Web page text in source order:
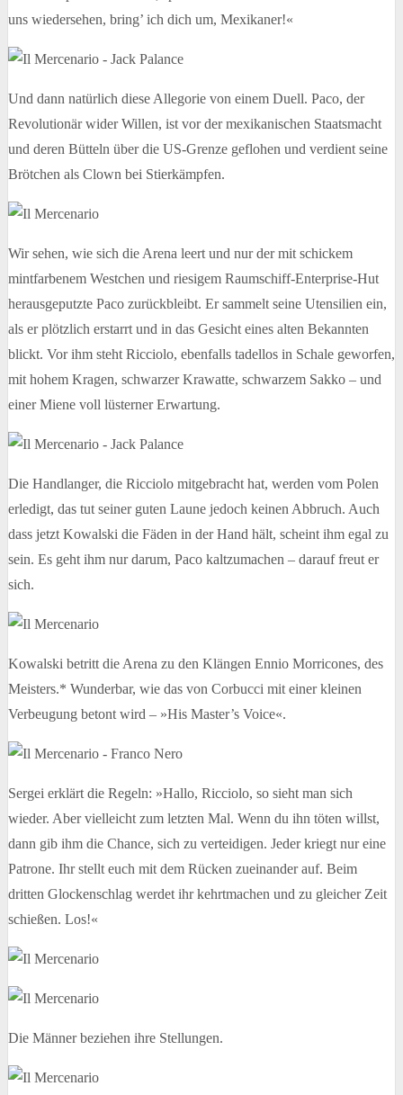
uns wiedersehen, bring’ ich dich um, Mexikaner!«
Und dann natürlich diese Allegorie von einem Duell. Paco, der
Revolutionär wider Willen, ist vor der mexikanischen Staatsmacht
und deren Bütteln über die US-Grenze geflohen und verdient seine
Brötchen als Clown bei Stierkämpfen.
Wir sehen, wie sich die Arena leert und nur der mit schickem
mintfarbenem Westchen und riesigem Raumschiff-Enterprise-Hut
herausgeputzte Paco zurückbleibt. Er sammelt seine Utensilien ein,
als er plötzlich erstarrt und in das Gesicht eines alten Bekannten
blickt. Vor ihm steht Ricciolo, ebenfalls tadellos in Schale geworfen,
mit hohem Kragen, schwarzer Krawatte, schwarzem Sakko – und
einer Miene voll lüsterner Erwartung.
Die Handlanger, die Ricciolo mitgebracht hat, werden vom Polen
erledigt, das tut seiner guten Laune jedoch keinen Abbruch. Auch
dass jetzt Kowalski die Fäden in der Hand hält, scheint ihm egal zu
sein. Es geht ihm nur darum, Paco kaltzumachen – darauf freut er
sich.
Kowalski betritt die Arena zu den Klängen Ennio Morricones, des
Meisters.* Wunderbar, wie das von Corbucci mit einer kleinen
Verbeugung betont wird – »His Master’s Voice«.
Sergei erklärt die Regeln: »Hallo, Ricciolo, so sieht man sich
wieder. Aber vielleicht zum letzten Mal. Wenn du ihn töten willst,
dann gib ihm die Chance, sich zu verteidigen. Jeder kriegt nur eine
Patrone. Ihr stellt euch mit dem Rücken zueinander auf. Beim
dritten Glockenschlag werdet ihr kehrtmachen und zu gleicher Zeit
schießen. Los!«
Die Männer beziehen ihre Stellungen.